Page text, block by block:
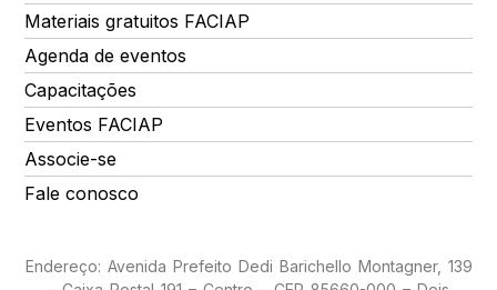
Materiais gratuitos FACIAP
Agenda de eventos
Capacitações
Eventos FACIAP
Associe-se
Fale conosco
Endereço: Avenida Prefeito Dedi Barichello Montagner, 139